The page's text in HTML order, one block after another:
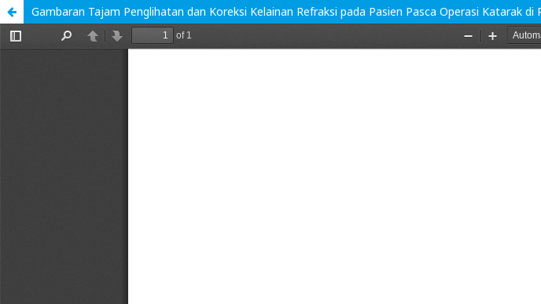
Gambaran Tajam Penglihatan dan Koreksi Kelainan Refraksi pada Pasien Pasca Operasi Katarak di